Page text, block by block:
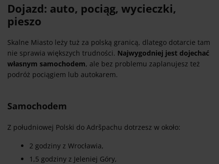
Dojazd: auto, pociąg, wycieczki,
pieszo
Skalne Miasto leży tuż za polską granicą, dlatego dotarcie tam
nie sprawia większych trudności. Najwygodniej jest dojechać
własnym samochodem, ale bez problemu zaplanujesz też
podróż pociągiem lub autokarem.
Samochodem
Z południowej Polski do Adršpachu dotrzesz w około:
2 godziny z Wrocławia,
1,5 godziny z Jeleniej Góry,